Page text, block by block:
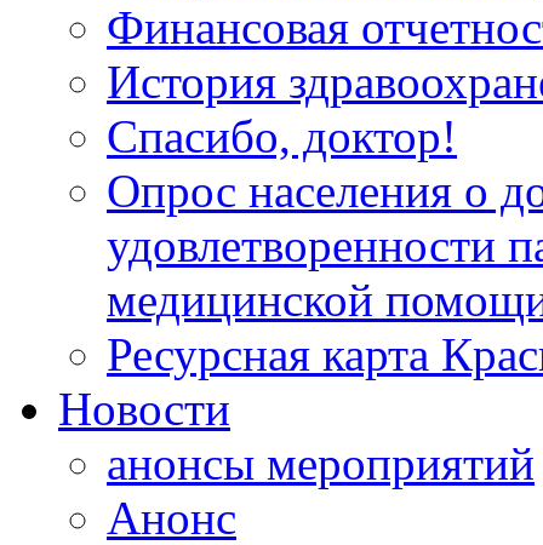
Финансовая
История
Спасибо, доктор!
Опрос населения о
удовлетворенности
медицинской
Ресурсная карта
Новости
анонсы мероприятий
Анонс